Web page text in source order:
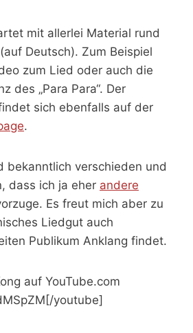
mit allerlei Material rund
Deutsch). Zum Beispiel
zum Lied oder auch die
des „Para Para“. Der
sich ebenfalls auf der
.
bekanntlich verschieden und
dass ich ja eher andere
Es freut mich aber zu
Liedgut auch
Publikum Anklang findet.
auf YouTube.com
youtube]